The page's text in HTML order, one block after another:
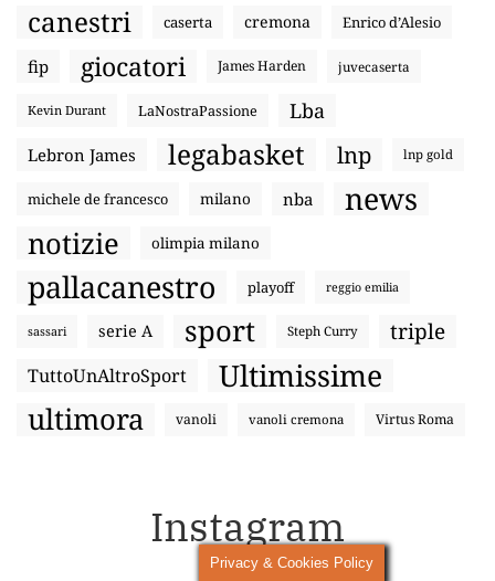
canestri caserta cremona Enrico d’Alesio
fip giocatori James Harden juvecaserta
Kevin Durant LaNostraPassione Lba
Lebron James legabasket lnp lnp gold
michele de francesco milano nba news
notizie olimpia milano
pallacanestro playoff reggio emilia
sassari serie A sport Steph Curry triple
TuttoUnAltroSport Ultimissime
ultimora vanoli vanoli cremona Virtus Roma
Instagram
Privacy & Cookies Policy